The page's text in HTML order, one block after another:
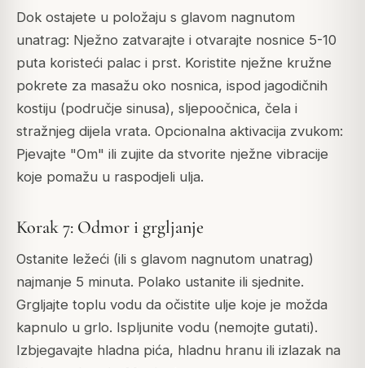
Dok ostajete u položaju s glavom nagnutom
unatrag: Nježno zatvarajte i otvarajte nosnice 5-10
puta koristeći palac i prst. Koristite nježne kružne
pokrete za masažu oko nosnica, ispod jagodičnih
kostiju (područje sinusa), sljepoočnica, čela i
stražnjeg dijela vrata. Opcionalna aktivacija zvukom:
Pjevajte "Om" ili zujite da stvorite nježne vibracije
koje pomažu u raspodjeli ulja.
Korak 7: Odmor i grgljanje
Ostanite ležeći (ili s glavom nagnutom unatrag)
najmanje 5 minuta. Polako ustanite ili sjednite.
Grgljajte toplu vodu da očistite ulje koje je možda
kapnulo u grlo. Ispljunite vodu (nemojte gutati).
Izbjegavajte hladna pića, hladnu hranu ili izlazak na